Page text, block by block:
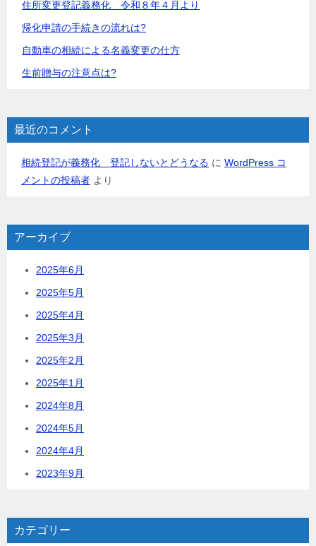
住所変更登記義務化 令和８年４月より
帰化申請の手続きの流れは?
自動車の相続による名義変更の仕方
生前贈与の注意点は?
最近のコメント
相続登記が義務化 登記しないとどうなる に WordPress コ
メントの投稿者 より
アーカイブ
2025年6月
2025年5月
2025年4月
2025年3月
2025年2月
2025年1月
2024年8月
2024年5月
2024年4月
2023年9月
カテゴリー